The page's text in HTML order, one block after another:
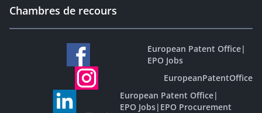
Chambres de recours
European Patent Office|
EPO Jobs
EuropeanPatentOffice
European Patent Office|
EPO Jobs| EPO Procurement